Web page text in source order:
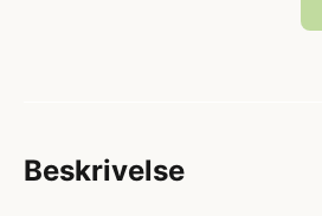
Beskrivelse